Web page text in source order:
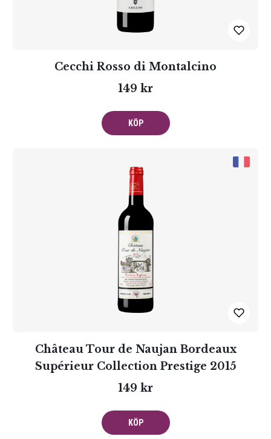
Cecchi Rosso di Montalcino
149 kr
KÖP
Château Tour de Naujan Bordeaux
Supérieur Collection Prestige 2015
149 kr
KÖP